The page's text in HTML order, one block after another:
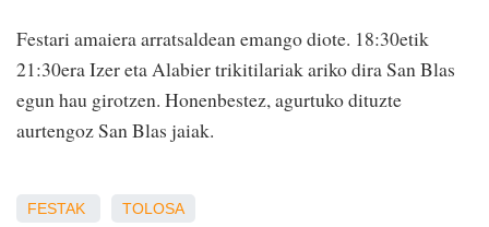
Festari amaiera arratsaldean emango diote. 18:30etik
21:30era Izer eta Alabier trikitilariak ariko dira San Blas
egun hau girotzen. Honenbestez, agurtuko dituzte
aurtengoz San Blas jaiak.
FESTAK TOLOSA